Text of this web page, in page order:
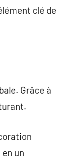
clé de
Grâce à
un